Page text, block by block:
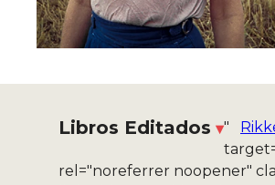
Libros Editados
"
rel="noreferrer noopener"